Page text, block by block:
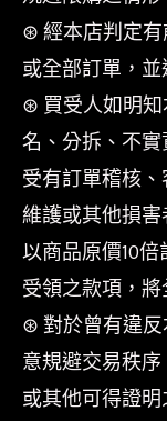
⊛ 經本店判定
或全部訂單，並
⊛ 買受人如明
名、分拆、不
受有訂單稽核
維護或其他損
以商品原價10
受領之款項，
⊛ 對於曾有違
意規避交易秩
或其他可得證